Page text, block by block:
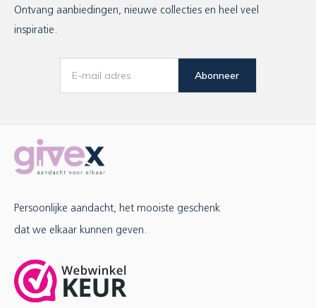
Ontvang aanbiedingen, nieuwe collecties en heel veel
inspiratie.
Abonneer
Persoonlijke aandacht, het mooiste geschenk
dat we elkaar kunnen geven.